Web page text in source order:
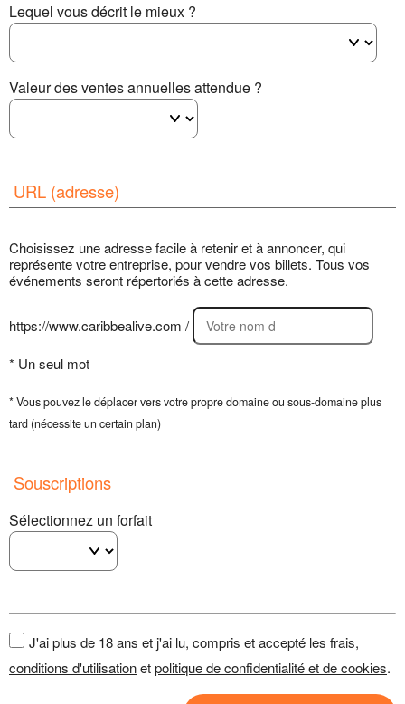
Lequel vous décrit le mieux ?
Valeur des ventes annuelles attendue ?
URL (adresse)
Choisissez une adresse facile à retenir et à annoncer, qui
représente votre entreprise, pour vendre vos billets. Tous vos
événements seront répertoriés à cette adresse.
https://www.caribbealive.com /
* Un seul mot
* Vous pouvez le déplacer vers votre propre domaine ou sous-domaine plus
tard (nécessite un certain plan)
Souscriptions
Sélectionnez un forfait
J'ai plus de 18 ans et j'ai lu, compris et accepté les frais,
conditions d'utilisationetpolitique de confidentialité et de cookies.